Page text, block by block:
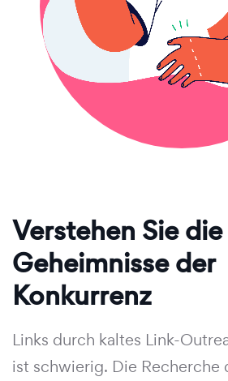
Verstehen Sie die
Geheimnisse der
Konkurrenz
Links durch kaltes Link-
ist schwierig. Die Recherche